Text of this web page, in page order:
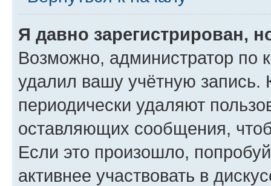
Я давно зарегистрирован,
Возможно, администратор по
удалил вашу учётную запись.
периодически удаляют
оставляющих сообщения,
Если это произошло,
активнее участвовать в